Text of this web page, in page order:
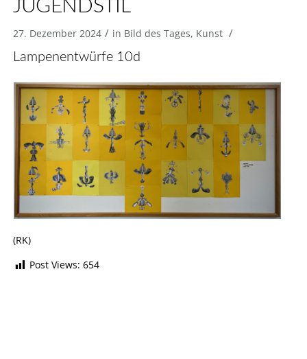
JUGENDSTIL
27. Dezember 2024 / in Bild des Tages, Kunst /
Lampenentwürfe 10d
(RK)
Post Views: 654